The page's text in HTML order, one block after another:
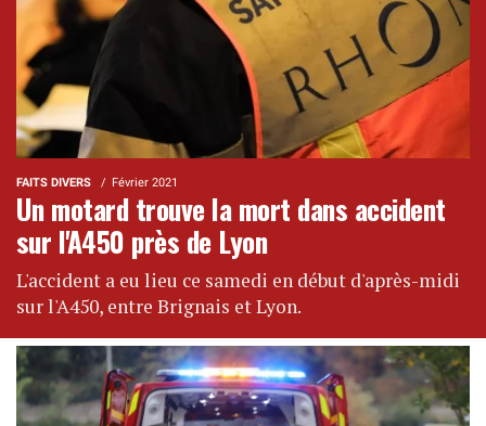
FAITS DIVERS Février 2021
Un motard trouve la mort dans accident
sur l'A450 près de Lyon
L'accident a eu lieu ce samedi en début d'après-midi
sur l'A450, entre Brignais et Lyon.